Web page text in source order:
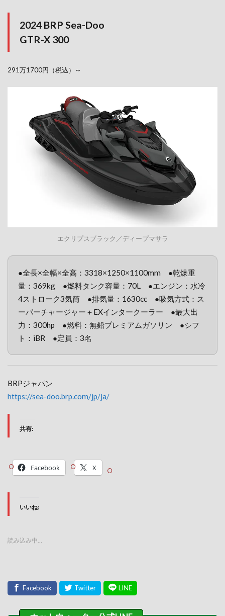
2024 BRP Sea-Doo
GTR-X 300
291万1700円（税込）～
エクリプスブラック／ディープマサラ
●全長×全幅×全高：3318×1250×1100mm ●乾燥重
量：369kg ●燃料タンク容量：70L ●エンジン：水冷
4ストローク3気筒 ●排気量：1630cc ●吸気方式：ス
ーパーチャージャー＋EXインタークーラー ●最大出
力：300hp ●燃料：無鉛プレミアムガソリン ●シフ
ト：iBR ●定員：3名
BRPジャパン
https://sea-doo.brp.com/jp/ja/
共有:
Facebook X
いいね:
読み込み中…